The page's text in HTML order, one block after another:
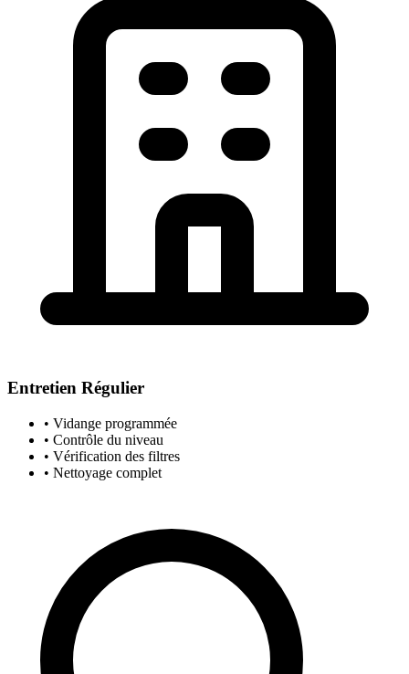
Entretien Régulier
• Vidange programmée
• Contrôle du niveau
• Vérification des filtres
• Nettoyage complet